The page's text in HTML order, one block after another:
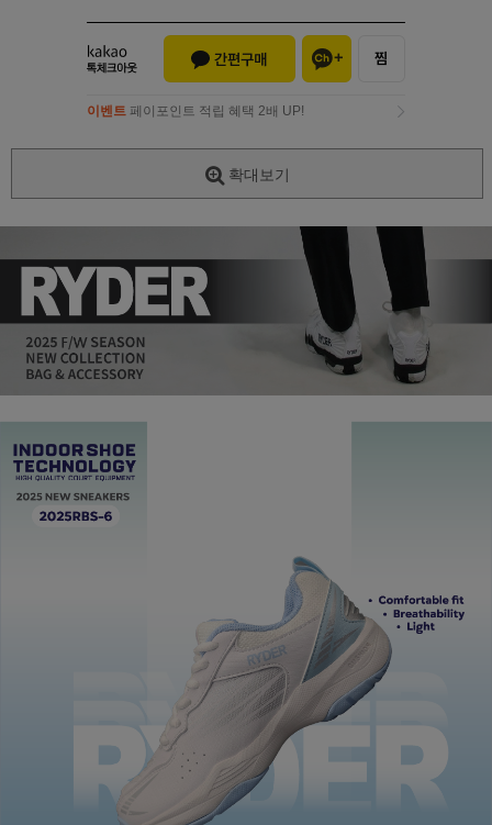
이벤트 페이포인트 적립 혜택 2배 UP!
확대보기